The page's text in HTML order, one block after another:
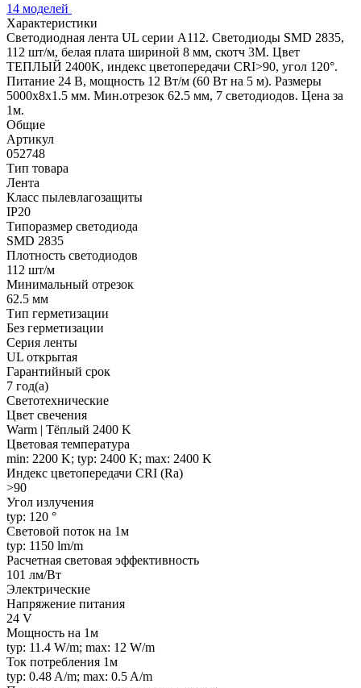
14 моделей
Характеристики
Светодиодная лента UL серии A112. Светодиоды SMD 2835,
112 шт/м, белая плата шириной 8 мм, скотч 3M. Цвет
ТЕПЛЫЙ 2400K, индекс цветопередачи CRI>90, угол 120°.
Питание 24 В, мощность 12 Вт/м (60 Вт на 5 м). Размеры
5000x8x1.5 мм. Мин.отрезок 62.5 мм, 7 светодиодов. Цена за
1м.
Общие
Артикул
052748
Тип товара
Лента
Класс пылевлагозащиты
IP20
Типоразмер светодиода
SMD 2835
Плотность светодиодов
112 шт/м
Минимальный отрезок
62.5 мм
Тип герметизации
Без герметизации
Серия ленты
UL открытая
Гарантийный срок
7 год(а)
Светотехнические
Цвет свечения
Warm | Тёплый 2400 K
Цветовая температура
min: 2200 K; typ: 2400 K; max: 2400 K
Индекс цветопередачи CRI (Ra)
>90
Угол излучения
typ: 120 °
Световой поток на 1м
typ: 1150 lm/m
Расчетная световая эффективность
101 лм/Вт
Электрические
Напряжение питания
24 V
Мощность на 1м
typ: 11.4 W/m; max: 12 W/m
Ток потребления 1м
typ: 0.48 A/m; max: 0.5 A/m